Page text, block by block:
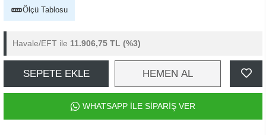
Ölçü Tablosu
Havale/EFT ile 11.906,75 TL (%3)
SEPETE EKLE HEMEN AL
WHATSAPP İLE SİPARİŞ VER